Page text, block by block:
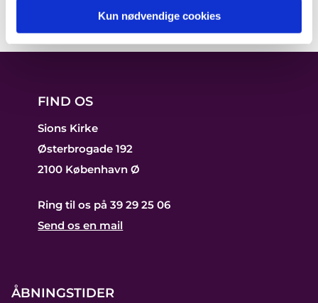
Kun nødvendige cookies
FIND OS
Sions Kirke
Østerbrogade 192
2100 København Ø
Ring til os på 39 29 25 06
Send os en mail
ÅBNINGSTIDER